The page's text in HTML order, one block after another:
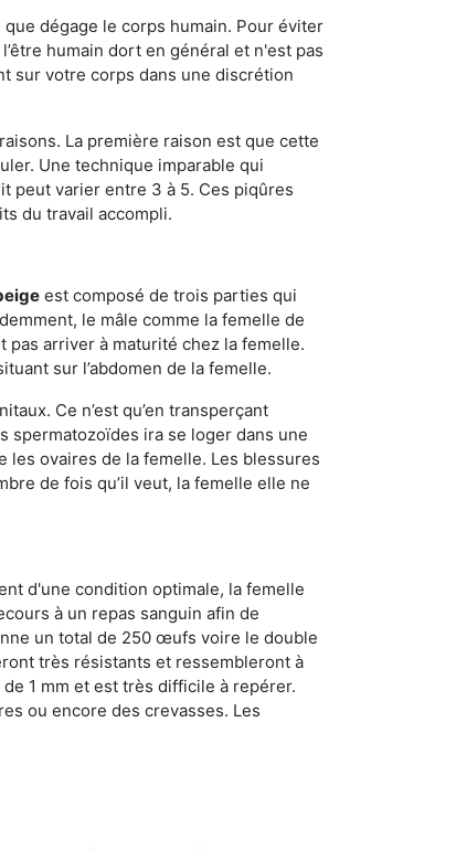
dégage le corps humain. Pour éviter
humain dort en général et n'est pas
sur votre corps dans une discrétion
La première raison est que cette
Une technique imparable qui
peut varier entre 3 à 5. Ces piqûres
du travail accompli.
est composé de trois parties qui
le mâle comme la femelle de
arriver à maturité chez la femelle.
sur l’abdomen de la femelle.
Ce n’est qu’en transperçant
spermatozoïdes ira se loger dans une
les ovaires de la femelle. Les blessures
de fois qu’il veut, la femelle elle ne
d'une condition optimale, la femelle
à un repas sanguin afin de
un total de 250 œufs voire le double
très résistants et ressembleront à
1 mm et est très difficile à repérer.
ou encore des crevasses. Les